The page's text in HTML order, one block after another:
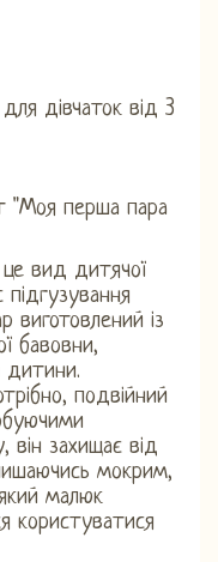
дівчаток від 3
"Моя перша пара
це вид дитячої
виготовлений із
бавовни,
дитини.
подвійний
він захищає від
мокрим,
малюк
користуватися